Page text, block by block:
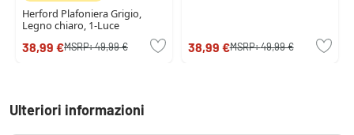
Herford Plafoniera Grigio,
Legno chiaro, 1-Luce
38,99 €MSRP:49,99 € 38,99 €MSRP:49,99 €
Ulteriori informazioni